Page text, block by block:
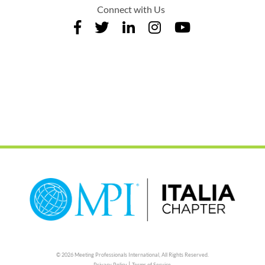
Connect with Us
© 2026 Meeting Professionals International, All Rights Reserved.